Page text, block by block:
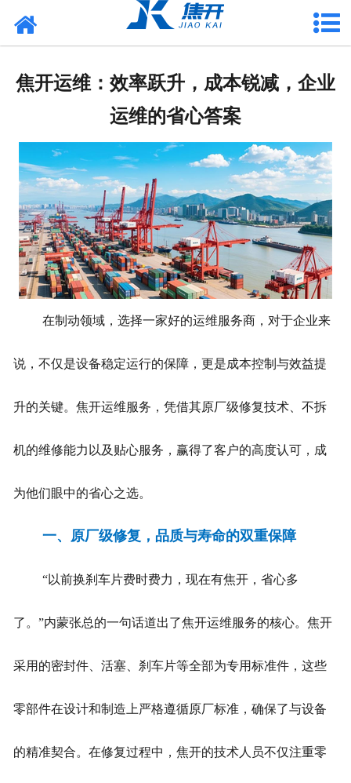
项目案例
媒体中心
联系焦开
焦开运维：效率跃升，成本锐减，企业
运维的省心答案
在制动领域，选择一家好的运维服务商，对于企业来
说，不仅是设备稳定运行的保障，更是成本控制与效益提
升的关键。焦开运维服务，凭借其原厂级修复技术、不拆
机的维修能力以及贴心服务，赢得了客户的高度认可，成
为他们眼中的省心之选。
一、原厂级修复，品质与寿命的双重保障
“以前换刹车片费时费力，现在有焦开，省心多
了。”内蒙张总的一句话道出了焦开运维服务的核心。焦开
采用的密封件、活塞、刹车片等全部为专用标准件，这些
零部件在设计和制造上严格遵循原厂标准，确保了与设备
的精准契合。在修复过程中，焦开的技术人员不仅注重零